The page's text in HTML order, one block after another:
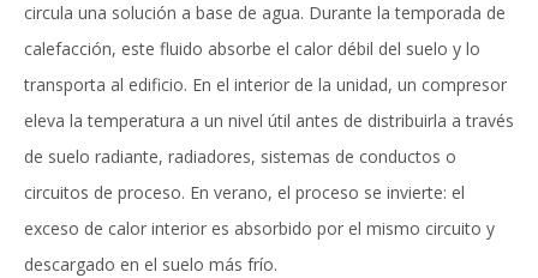
circula una solución a base de agua. Durante la temporada de
calefacción, este fluido absorbe el calor débil del suelo y lo
transporta al edificio. En el interior de la unidad, un compresor
eleva la temperatura a un nivel útil antes de distribuirla a través
de suelo radiante, radiadores, sistemas de conductos o
circuitos de proceso. En verano, el proceso se invierte: el
exceso de calor interior es absorbido por el mismo circuito y
descargado en el suelo más frío.